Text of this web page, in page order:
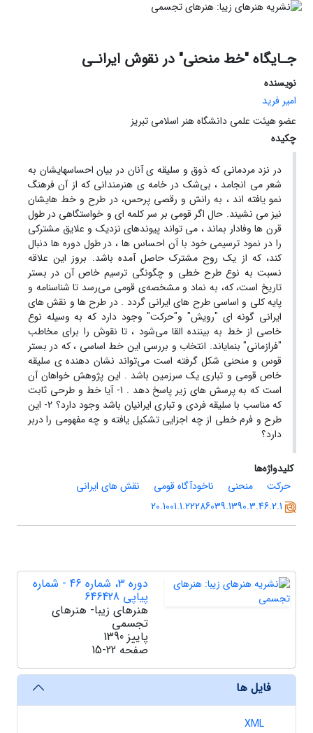
جـایگاه "خط منحنی" در نقوش ایرانـی
نویسنده
امیر فرید
عضو هیئت علمی دانشگاه هنر اسلامی تبریز
چکیده
در نزد مردمانی که ذوق و سلیقه ی آنان در بیان احساسهایشان به
شعر می انجامد ، بی‌شک در خامه ی هنرمندانی که از آن فرهنگ
نمو یافته اند ، به رانش و رقصی پرحس، در طرح و خط هایشان
نیز می نشیند. حال اگر قومی بر سر کلمه ای و خواستگاهی در طول
قرن ها وفادار بماند ، می تواند پیوندهای نزدیک و علایق مشترکی
را در نمود ترسیمی خود با آن احساس ها ، در طول دوره ها دنبال
کند، که از یک روح مشترک حاصل آمده باشد. بروز این علاقه
نسبت به نوع طرح خطی و چگونگی ترسیم خاص آن در بستر
تاریخ است، که، به نماد و مشخصه‌‌ی قومی می‌رسد تا شناسنامه و
پایه کلی و اساسی طرح های ایرانی گردد . در طرح ها و نقش های
ایرانی گونه ای "رویش" و"حرکت" وجود دارد که به وسیله نوع
خاصی از خط به بیننده القا می‌شود ، تا نقوش را برای مخاطب
"فرازمانی" بنمایاند. انتخاب و بررسی این خط اساسی ، که در بستر
قوس و منحنی شکل گرفته است می‌تواند نشان دهنده ی سلیقه
خاص قومی و تباری یک سرزمین باشد . این پژوهش خواهان آن
است که به پرسش های زیر پاسخ دهد . 1- آیا خط و طرحی ثابت
که مناسب با سلیقه فردی و تباری ایرانیان باشد وجود دارد؟ 2- این
طرح و فرم خطی از چه اجزایی تشکیل یافته و چه مفهومی را دربر
دارد؟
کلیدواژه‌ها
حرکت
منحنی ناخودآگاه قومی
نقش های ایرانی
20.1001.1.22286039.1390.3.46.2.1
دوره 3، شماره 46 - شماره
پیاپی 646428
هنرهای زیبا- هنرهای
تجسمی
پاییز 1390
صفحه 15-22
فایل ها
XML